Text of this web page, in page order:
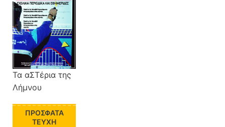
Τα αΣΤέρια της
Λήμνου
ΠΡΌΣΦΑΤΑ
ΤΕΎΧΗ